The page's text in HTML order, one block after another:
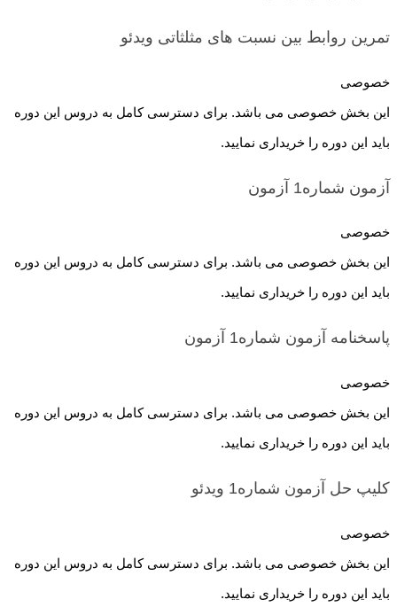
تمرین روابط بین نسبت های مثلثاتی ویدئو
خصوصی
این بخش خصوصی می باشد. برای دسترسی کامل به دروس این دوره
باید این دوره را خریداری نمایید.
آزمون شماره1 آزمون
خصوصی
این بخش خصوصی می باشد. برای دسترسی کامل به دروس این دوره
باید این دوره را خریداری نمایید.
پاسخنامه آزمون شماره1 آزمون
خصوصی
این بخش خصوصی می باشد. برای دسترسی کامل به دروس این دوره
باید این دوره را خریداری نمایید.
کلیپ حل آزمون شماره1 ویدئو
خصوصی
این بخش خصوصی می باشد. برای دسترسی کامل به دروس این دوره
باید این دوره را خریداری نمایید.